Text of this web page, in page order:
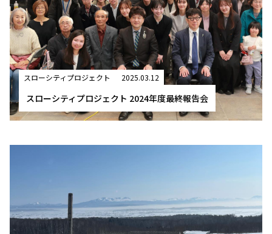
スローシティプロジェクト 2025.03.12
スローシティプロジェクト 2024年度最終報告会